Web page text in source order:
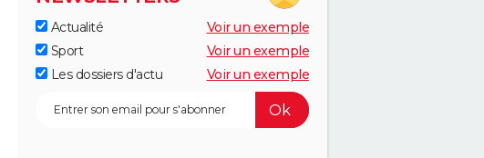
Actualité
Voir un exemple
Sport
Voir un exemple
Les dossiers d'actu
Voir un exemple